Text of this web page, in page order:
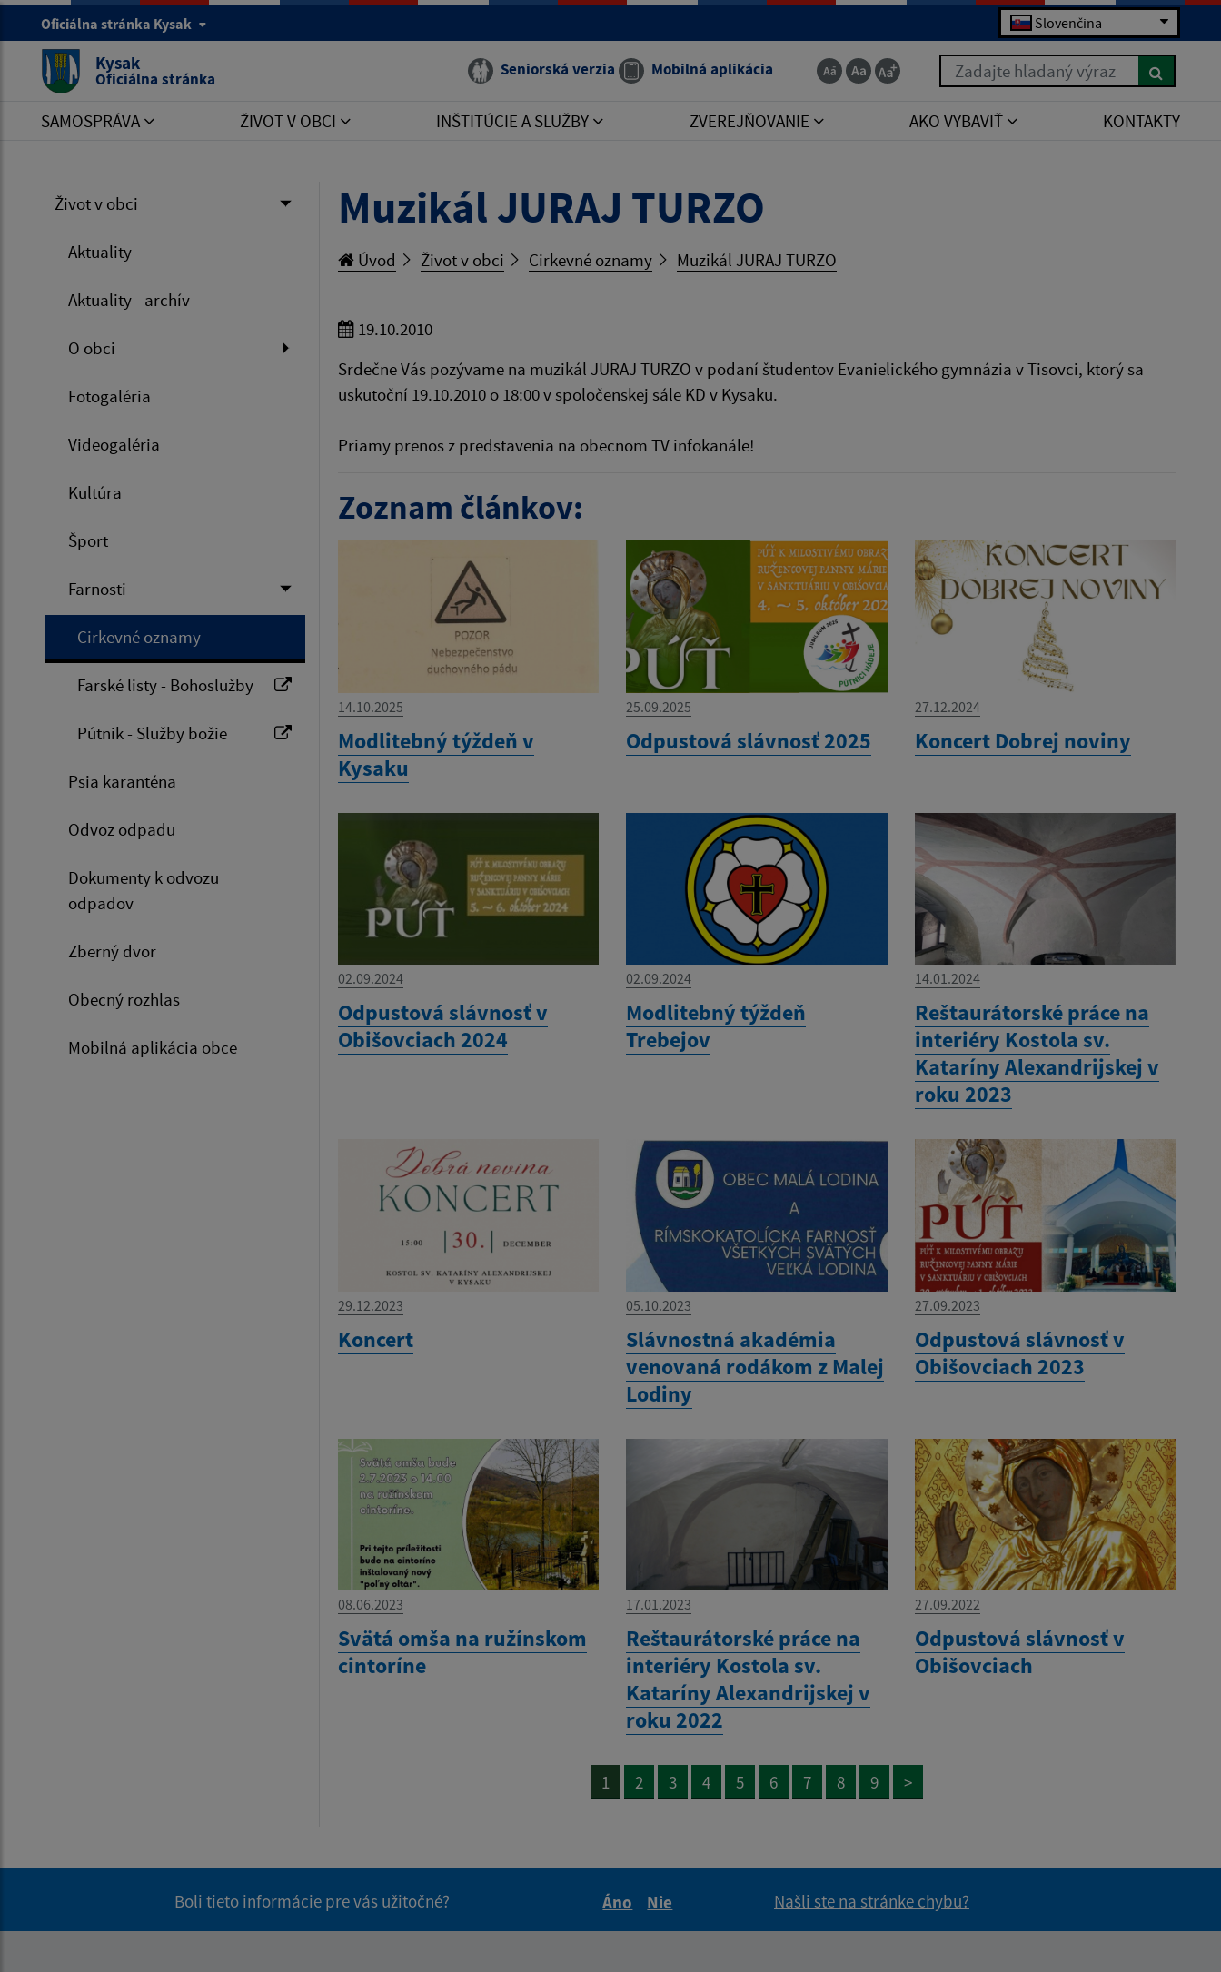
Oficiálna stránka Kysak Slovenčina
Kysak
Oficiálna stránka Seniorská verzia Mobilná aplikácia Zadajte hľadaný výraz
SAMOSPRÁVA ŽIVOT V OBCI INŠTITÚCIE A SLUŽBY ZVEREJŇOVANIE AKO VYBAVIŤ KONTAKTY
Život v obci
Aktuality
Aktuality - archív
O obci
Fotogaléria
Videogaléria
Kultúra
Šport
Farnosti
Cirkevné oznamy
Farské listy - Bohoslužby
Pútnik - Služby božie
Psia karanténa
Odvoz odpadu
Dokumenty k odvozu
odpadov
Zberný dvor
Obecný rozhlas
Mobilná aplikácia obce
Muzikál JURAJ TURZO
Úvod Život v obci Cirkevné oznamy Muzikál JURAJ TURZO
19.10.2010
Srdečne Vás pozývame na muzikál JURAJ TURZO v podaní študentov Evanielického gymnázia v Tisovci, ktorý sa
uskutoční 19.10.2010 o 18:00 v spoločenskej sále KD v Kysaku.
Priamy prenos z predstavenia na obecnom TV infokanále!
Zoznam článkov:
14.10.2025
Modlitebný týždeň v
Kysaku
25.09.2025
Odpustová slávnosť 2025
27.12.2024
Koncert Dobrej noviny
02.09.2024
Odpustová slávnosť v
Obišovciach 2024
02.09.2024
Modlitebný týždeň
Trebejov
14.01.2024
Reštaurátorské práce na
interiéry Kostola sv.
Kataríny Alexandrijskej v
roku 2023
29.12.2023
Koncert
05.10.2023
Slávnostná akadémia
venovaná rodákom z Malej
Lodiny
27.09.2023
Odpustová slávnosť v
Obišovciach 2023
08.06.2023
Svätá omša na ružínskom
cintoríne
17.01.2023
Reštaurátorské práce na
interiéry Kostola sv.
Kataríny Alexandrijskej v
roku 2022
27.09.2022
Odpustová slávnosť v
Obišovciach
1 2 3 4 5 6 7 8 9 >
Boli tieto informácie pre vás užitočné?
Áno
Nie
Našli ste na stránke chybu?